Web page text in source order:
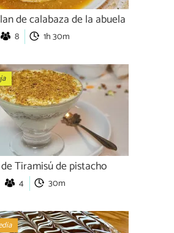
de calabaza de la abuela
8 1h 30m
Tiramisú de pistacho
4 30m